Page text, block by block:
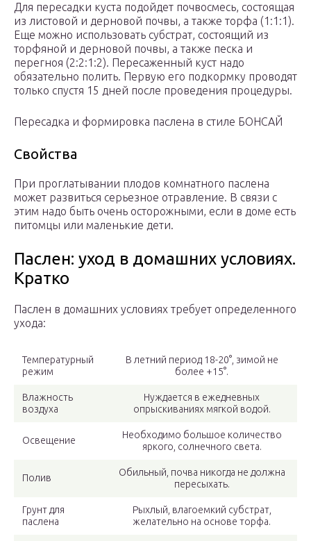
Для пересадки куста подойдет почвосмесь, состоящая
из листовой и дерновой почвы, а также торфа (1:1:1).
Еще можно использовать субстрат, состоящий из
торфяной и дерновой почвы, а также песка и
перегноя (2:2:1:2). Пересаженный куст надо
обязательно полить. Первую его подкормку проводят
только спустя 15 дней после проведения процедуры.
Пересадка и формировка паслена в стиле БОНСАЙ
Свойства
При проглатывании плодов комнатного паслена
может развиться серьезное отравление. В связи с
этим надо быть очень осторожными, если в доме есть
питомцы или маленькие дети.
Паслен: уход в домашних условиях.
Кратко
Паслен в домашних условиях требует определенного
ухода:
Температурный
режим
В летний период 18-20°, зимой не
более +15°.
Влажность
воздуха
Нуждается в ежедневных
опрыскиваниях мягкой водой.
Освещение
Необходимо большое количество
яркого, солнечного света.
Полив
Обильный, почва никогда не должна
пересыхать.
Грунт для
паслена
Рыхлый, влагоемкий субстрат,
желательно на основе торфа.